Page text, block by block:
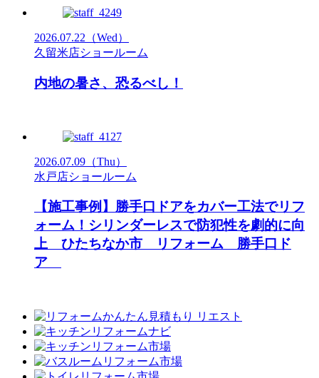
2026.07.22 （Wed）
久留米店ショールーム
内地の暑さ、恐るべし！
2026.07.09 （Thu）
水戸店ショールーム
【施工事例】勝手口ドアをカバー工法でリフ
ォーム！シリンダーレスで防犯性を劇的に向
上 ひたちなか市 リフォーム 勝手口ド
ア